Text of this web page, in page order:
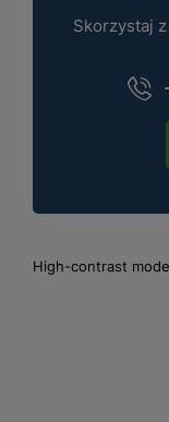
Skorzystaj
High-contrast mode